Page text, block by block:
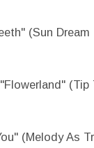
(Sun Dream
(Tip
(Melody As